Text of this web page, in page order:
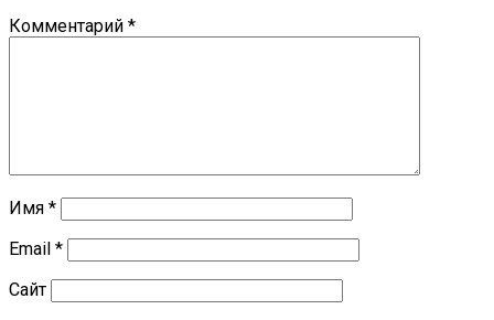
Комментарий *
Имя *
Email *
Сайт